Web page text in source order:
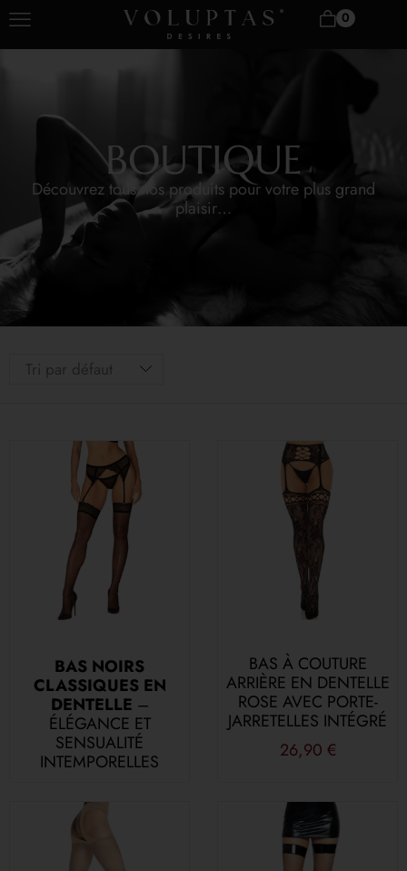
0
BOUTIQUE
Découvrez tous nos produits pour votre plus grand
plaisir…
BAS NOIRS
CLASSIQUES EN
DENTELLE –
ÉLÉGANCE ET
SENSUALITÉ
INTEMPORELLES
BAS À COUTURE
ARRIÈRE EN DENTELLE
ROSE AVEC PORTE-
JARRETELLES INTÉGRÉ
26,90 €